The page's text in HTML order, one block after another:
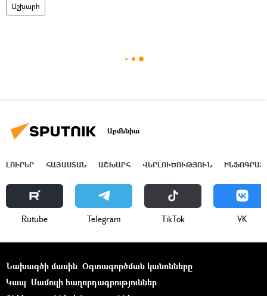
Աշխարհ
Արմենիա
ԼՈՒՐԵՐ ՀԱՅԱՍՏԱՆ ԱՇԽԱՐՀ ՎԵՐԼՈՒԾՈՒԹՅՈՒՆ
Rutube Telegram ТikТоk VK
Նախագծի մասին Օգտագործման կանոնները
Կապ Մամուլի հաղորդագրություններ